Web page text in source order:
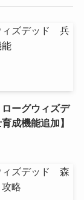
ローグウィズデ
成機能追加】